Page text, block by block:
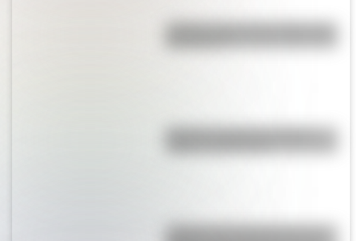
¿Sabías cómo fue la infancia de
Bandera de Bolivia: historia,
¿Sabías que Argentina tuvo la